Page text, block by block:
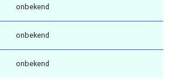
onbekend
onbekend
onbekend